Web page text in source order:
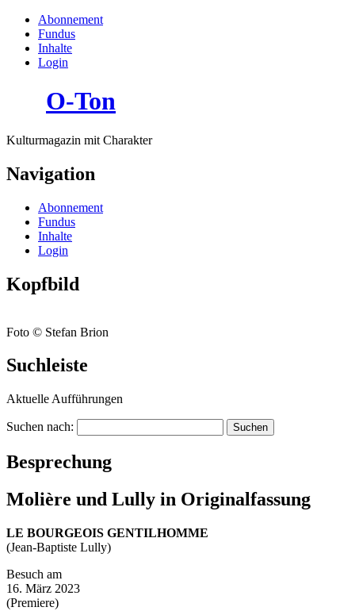
Abonnement
Fundus
Inhalte
Login
O-Ton
Kulturmagazin mit Charakter
Navigation
Abonnement
Fundus
Inhalte
Login
Kopfbild
Foto © Stefan Brion
Suchleiste
Aktuelle Aufführungen
Suchen nach:
Besprechung
Molière und Lully in Originalfassung
LE BOURGEOIS GENTILHOMME
(Jean-Baptiste Lully)
Besuch am
16. März 2023
(Premiere)